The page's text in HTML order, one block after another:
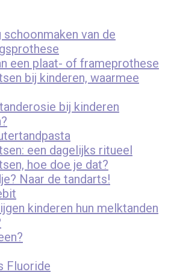
schoonmaken van de
een plaat- of frameprothese
bij kinderen, waarmee
bij kinderen
een dagelijks ritueel
hoe doe je dat?
Naar de tandarts!
kinderen hun melktanden
Fluoride